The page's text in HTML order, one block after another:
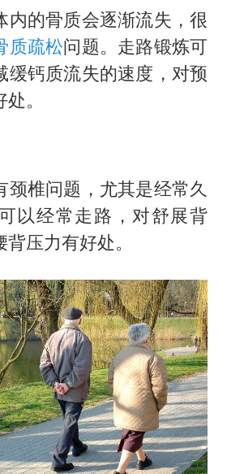
内的骨质会逐渐流失，很
质疏松问题。走路锻炼可
缓钙质流失的速度，对预
。
颈椎问题，尤其是经常久
以经常走路，对舒展背
压力有好处。